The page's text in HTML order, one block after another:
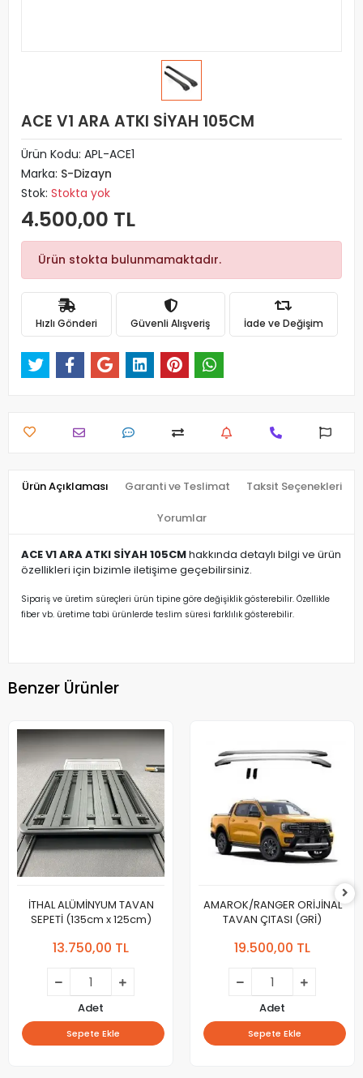
ACE V1 ARA ATKI SİYAH 105CM
Ürün Kodu: APL-ACE1
Marka: S-Dizayn
Stok: Stokta yok
4.500,00 TL
Ürün stokta bulunmamaktadır.
Hızlı Gönderi Güvenli Alışveriş İade ve Değişim
Ürün Açıklaması Garanti ve Teslimat Taksit Seçenekleri
Yorumlar
ACE V1 ARA ATKI SİYAH 105CMhakkında detaylı bilgi ve ürün
özellikleri için bizimle iletişime geçebilirsiniz.
Sipariş ve üretim süreçleri ürün tipine göre değişiklik gösterebilir. Özellikle
fiber vb. üretime tabi ürünlerde teslim süresi farklılık gösterebilir.
Benzer Ürünler
İTHAL ALÜMİNYUM TAVAN
SEPETİ (135cm x 125cm)
13.750,00 TL
Adet
Sepete Ekle
AMAROK/RANGER ORİJİNAL
TAVAN ÇITASI (GRİ)
19.500,00 TL
Adet
Sepete Ekle